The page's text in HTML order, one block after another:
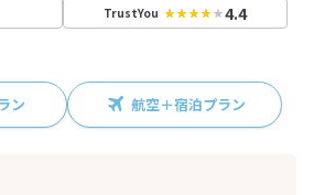
TrustYou 4.4
ン 航空＋宿泊プラン